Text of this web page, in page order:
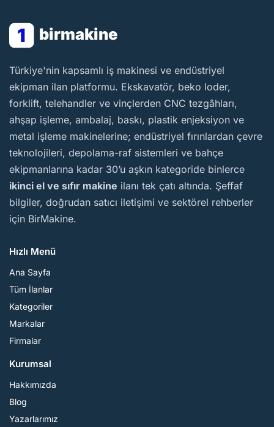
1 birmakine
BirMakine
Türkiye'nin kapsamlı iş makinesi ve endüstriyel
ekipman ilan platformu. Ekskavatör, beko loder,
forklift, telehandler ve vinçlerden CNC tezgâhları,
ahşap işleme, ambalaj, baskı, plastik enjeksiyon ve
metal işleme makinelerine; endüstriyel fırınlardan çevre
teknolojileri, depolama-raf sistemleri ve bahçe
ekipmanlarına kadar 30’u aşkın kategoride binlerce
ikinci el ve sıfır makine ilanı tek çatı altında. Şeffaf
bilgiler, doğrudan satıcı iletişimi ve sektörel rehberler
için BirMakine.
Hızlı Menü
Ana Sayfa
Tüm İlanlar
Kategoriler
Markalar
Firmalar
Kurumsal
Hakkımızda
Blog
Yazarlarımız